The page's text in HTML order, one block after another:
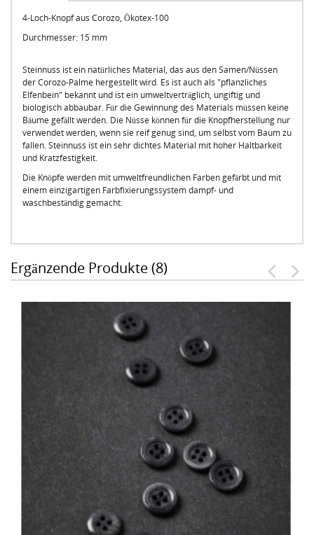
4-Loch-Knopf aus Corozo, Ökotex-100
Durchmesser: 15 mm
Steinnuss ist ein natürliches Material, das aus den Samen/Nüssen
der Corozo-Palme hergestellt wird. Es ist auch als "pflanzliches
Elfenbein" bekannt und ist ein umweltverträglich, ungiftig und
biologisch abbaubar. Für die Gewinnung des Materials müssen keine
Bäume gefällt werden. Die Nüsse können für die Knopfherstellung nur
verwendet werden, wenn sie reif genug sind, um selbst vom Baum zu
fallen. Steinnuss ist ein sehr dichtes Material mit hoher Haltbarkeit
und Kratzfestigkeit.
Die Knöpfe werden mit umweltfreundlichen Farben gefärbt und mit
einem einzigartigen Farbfixierungssystem dampf- und
waschbeständig gemacht.
Ergänzende Produkte (8)